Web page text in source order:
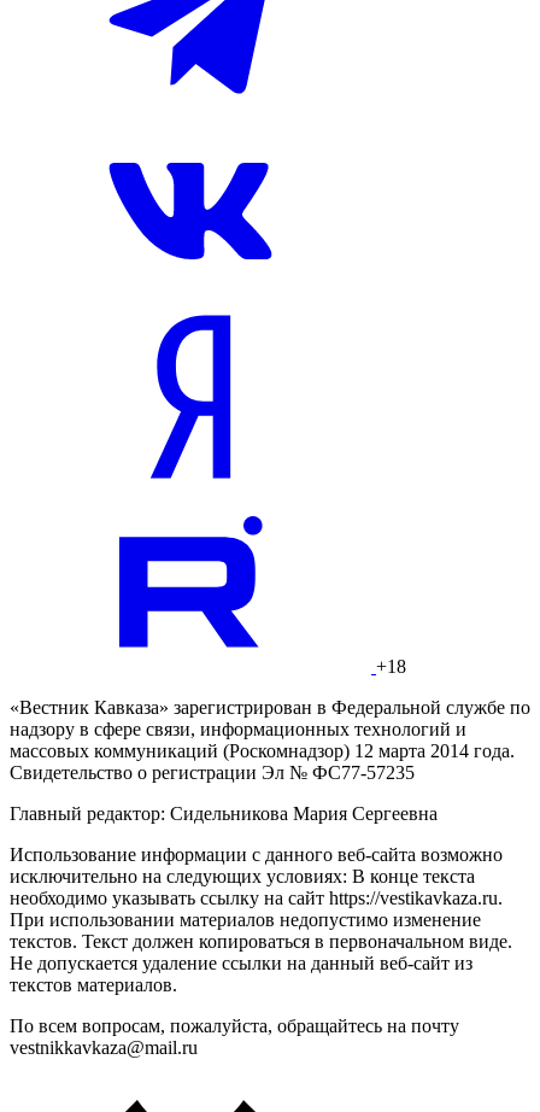
+18
«Вестник Кавказа» зарегистрирован в Федеральной службе по
надзору в сфере связи, информационных технологий и
массовых коммуникаций (Роскомнадзор) 12 марта 2014 года.
Свидетельство о регистрации Эл № ФС77-57235
Главный редактор: Сидельникова Мария Сергеевна
Использование информации с данного веб-сайта возможно
исключительно на следующих условиях: В конце текста
необходимо указывать ссылку на сайт https://vestikavkaza.ru.
При использовании материалов недопустимо изменение
текстов. Текст должен копироваться в первоначальном виде.
Не допускается удаление ссылки на данный веб-сайт из
текстов материалов.
По всем вопросам, пожалуйста, обращайтесь на почту
vestnikkavkaza@mail.ru